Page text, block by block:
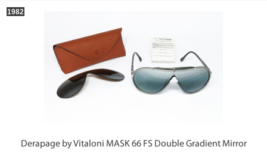
Derapage by Vitaloni MASK 66 FS Double Gradient Mirror
1982